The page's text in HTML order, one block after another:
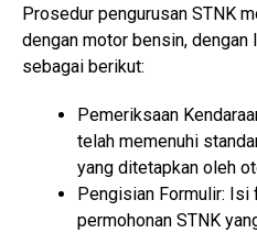
Prosedur pengurusan STNK
dengan motor bensin, dengan
sebagai berikut:
Pemeriksaan
telah memenuhi
yang ditetapkan oleh
Pengisian Formulir: Isi
permohonan STNK